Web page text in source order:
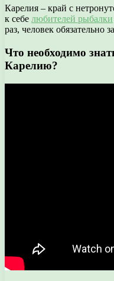
Карелия – край с
к себе любителей рыбалки
раз, человек обязательно
Что необходимо
Карелию?